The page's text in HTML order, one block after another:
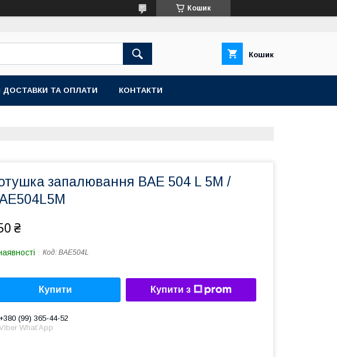
Кошик
Кошик
ДОСТАВКИ ТА ОПЛАТИ КОНТАКТИ
запалювання BAE 504 L 5M /
₴
Код: BAE504L
Купити Купити з
+380 (99) 365-44-52
What’App